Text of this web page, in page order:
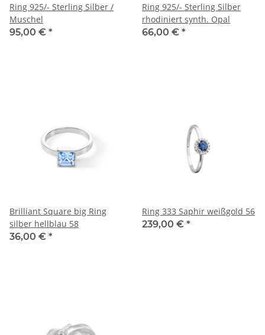
Ring 925/- Sterling Silber /
Muschel
95,00 € *
Ring 925/- Sterling Silber
rhodiniert synth. Opal
66,00 € *
Brilliant Square big Ring
silber hellblau 58
36,00 € *
Ring 333 Saphir weißgold 56
239,00 € *